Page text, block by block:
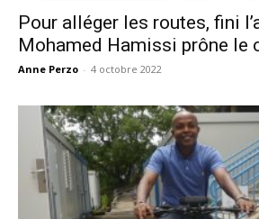
Pour alléger les routes, fini
Mohamed Hamissi prône le
Anne Perzo - 4 octobre 2022